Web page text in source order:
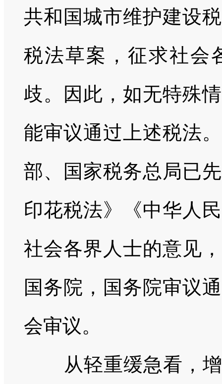
共和国城市维护建设
税法草案，征求社会
歧。因此，如无特殊
能审议通过上述税法
部、国家税务总局已
印花税法》《中华人
社会各界人士的意见
国务院，国务院审议
会审议。
从轻重缓急看，